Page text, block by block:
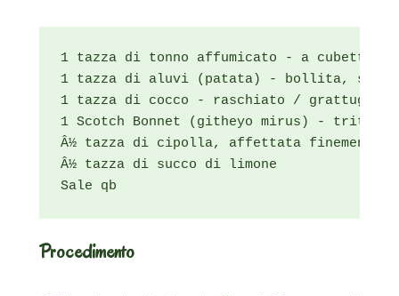
1 tazza di tonno affumicato - a cubetti
1 tazza di aluvi (patata) - bollita,
1 tazza di cocco - raschiato / grattugiato
1 Scotch Bonnet (githeyo mirus) - tritato
Â½ tazza di cipolla, affettata finemente
Â½ tazza di succo di limone
Sale qb
Procedimento